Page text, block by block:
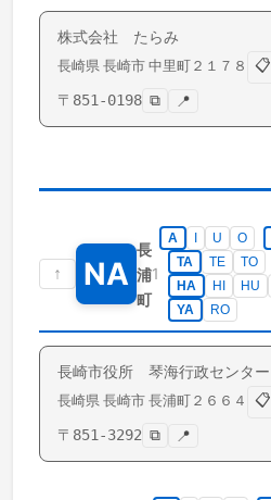
株式会社 たらみ
長崎県 長崎市 中里町 ２１７８
📋
〒 851-0198 ⧉ 📍
↑ NA
長
浦
町
1
A U O
TA
TE TO
HA
HI HU
YA
RO
長崎市役所 琴海行政センター
長崎県 長崎市 長浦町 ２６６４
📋
〒 851-3292 ⧉ 📍